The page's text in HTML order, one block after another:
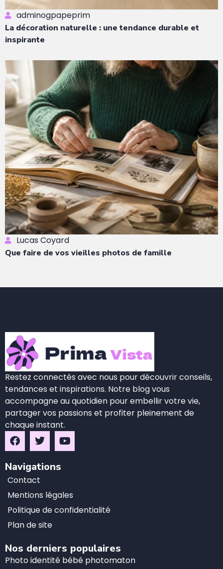
adminogpapeprim
La décoration naturelle : une tendance durable et
inspirante
Lucas Coyard
Que faire de vos vieilles photos de famille
Restez connectés avec nous pour découvrir conseils,
tendances et inspirations. Notre blog vous
accompagne au quotidien pour embellir votre vie,
partager vos passions et profiter pleinement de
chaque instant.
Navigations
Contact
Mentions légales
Politique de confidentialité
Plan de site
Nos derniers populaires
Photo identité bébé photomaton